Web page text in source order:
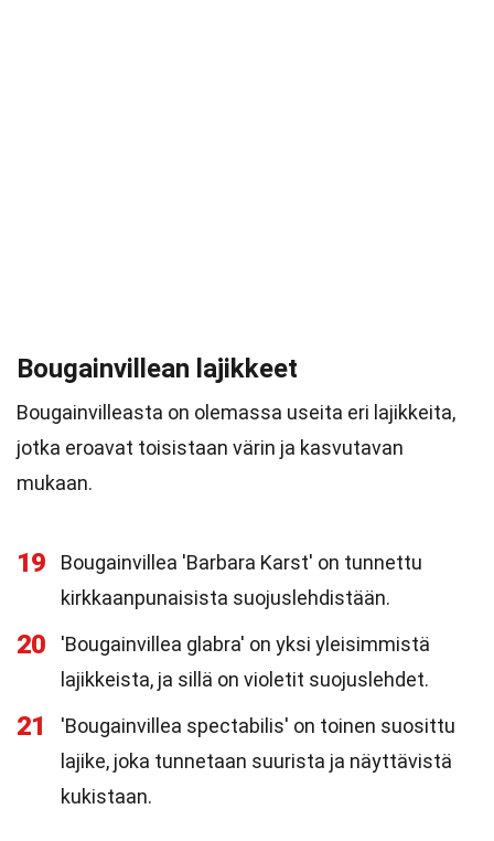
Bougainvillean lajikkeet
Bougainvilleasta on olemassa useita eri lajikkeita,
jotka eroavat toisistaan värin ja kasvutavan
mukaan.
19
Bougainvillea 'Barbara Karst' on tunnettu
kirkkaanpunaisista suojuslehdistään.
20
'Bougainvillea glabra' on yksi yleisimmistä
lajikkeista, ja sillä on violetit suojuslehdet.
21
'Bougainvillea spectabilis' on toinen suosittu
lajike, joka tunnetaan suurista ja näyttävistä
kukistaan.